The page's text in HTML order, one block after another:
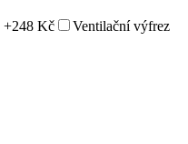
+248 Kč
Ventilační výfrez